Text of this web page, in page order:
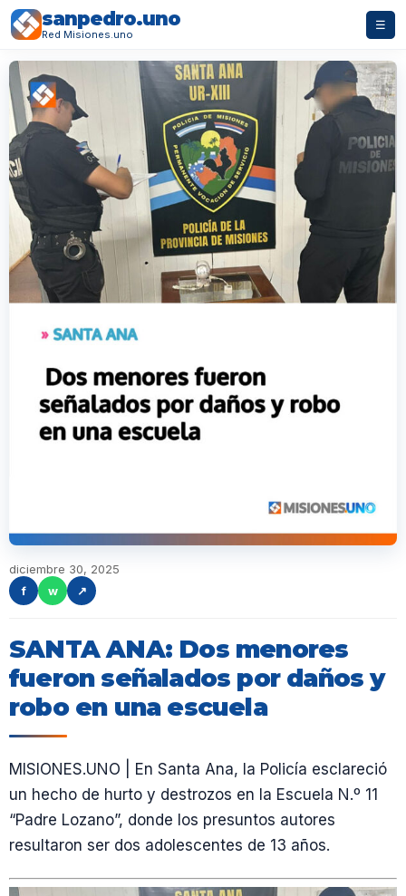
sanpedro.uno
Red Misiones.uno
☰
diciembre 30, 2025
f
w ↗
SANTA ANA: Dos menores
fueron señalados por daños y
robo en una escuela
MISIONES.UNO | En Santa Ana, la Policía esclareció
un hecho de hurto y destrozos en la Escuela N.º 11
“Padre Lozano”, donde los presuntos autores
resultaron ser dos adolescentes de 13 años.